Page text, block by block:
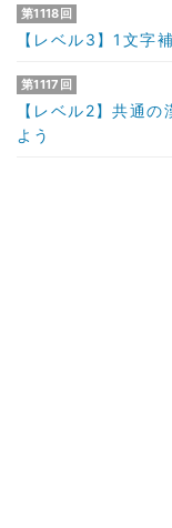
第1118回
【レベル3】1文字
第1117回
【レベル2】共通
よう